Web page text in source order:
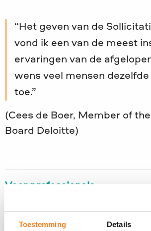
Toestemming Details
Het geven van de
vond ik een van de meest
ervaringen van de
wens veel mensen
toe.
(Cees de Boer, Member of
Board Deloitte)
Voor professionals
Voor mbo-scholen